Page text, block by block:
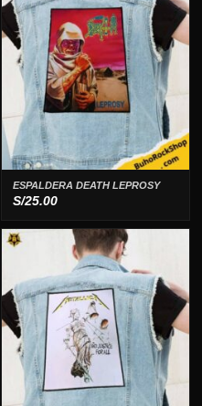
ESPALDERA DEATH LEPROSY
S/25.00